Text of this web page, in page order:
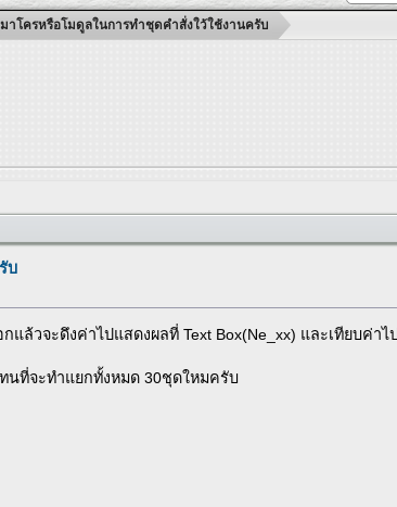
าโครหรือโมดูลในการทำชุดคำสั่งใว้ใช้งานครับ
บ
แล้วจะดึงค่าไปแสดงผลที่ Text Box(Ne_xx) และเทียบค่า
นที่จะทำแยกทั้งหมด 30ชุดใหมครับ